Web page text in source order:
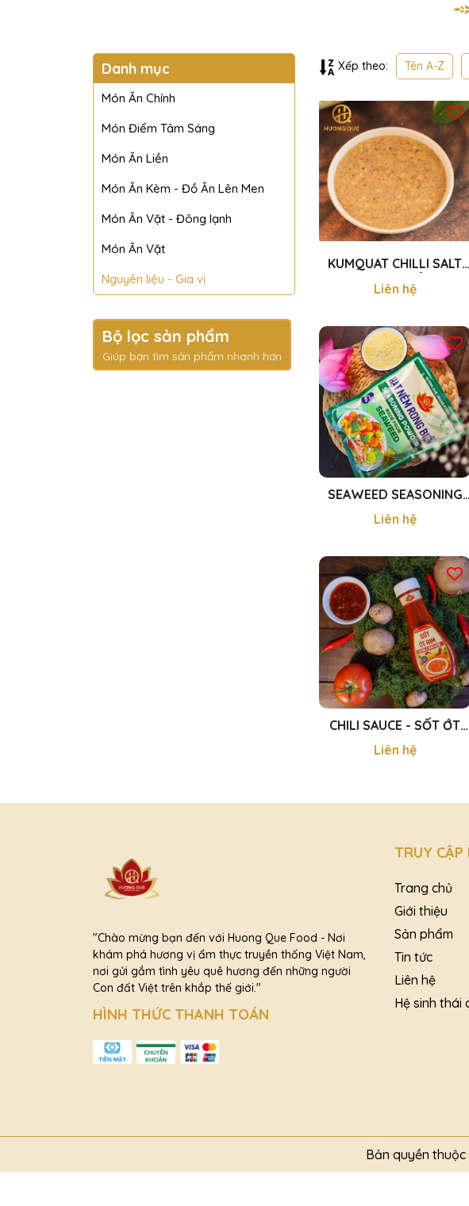
Danh mục
Món Ăn Chính
Món Điểm Tâm Sáng
Món Ăn Liền
Món Ăn Kèm - Đồ Ăn Lên Men
Món Ăn Vặt - Đông lạnh
Món Ăn Vặt
Nguyên liệu - Gia vị
Bộ lọc sản phẩm
Giúp bạn tìm sản phẩm nhanh hơn
Xếp theo: Tên A-Z
KUMQUAT CHILLI SALT
SAUCE - MUỐI TẮC 200g
Liên hệ
SEAWEED SEASONING
POWDER - HẠT NÊM
RONG BIỂN 450g
Liên hệ
CHILI SAUCE - SỐT ỚT
RIM 300g
Liên hệ
"Chào mừng bạn đến với Huong Que Food - Nơi
khám phá hương vị ẩm thực truyền thống Việt Nam,
nơi gửi gắm tình yêu quê hương đến những người
Con đất Việt trên khắp thế giới."
HÌNH THỨC THANH TOÁN
TRUY CẬP
Trang chủ
Giới thiệu
Sản phẩm
Tin tức
Liên hệ
Hệ sinh thái
Bản quyền